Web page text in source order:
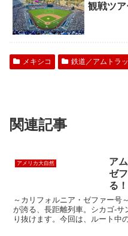
観戦ツア
メキシコ 鉄道／アムトラ
関連記事
アメリカ大自然
ア
ゼ
る！
～カリフォルニア・ゼファー
が誇る、長距離列車。シカゴ-
り抜けます。今回は、ルート中